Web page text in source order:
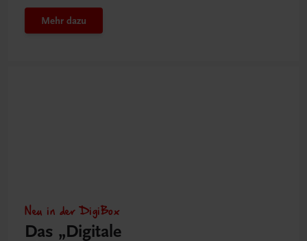
Mehr dazu
Neu in der DigiBox
Das „Digitale